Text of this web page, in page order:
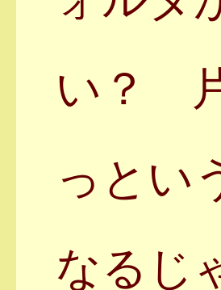
い？
っとい
なるじ